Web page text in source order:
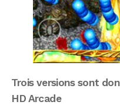
Trois versions sont
HD Arcade